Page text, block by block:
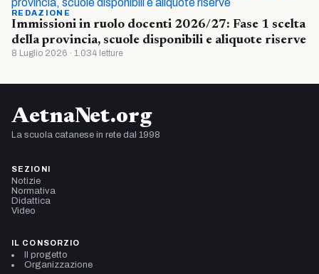
REDAZIONE
Immissioni in ruolo docenti 2026/27: Fase 1 scelta
della provincia, scuole disponibili e aliquote riserve
8 Luglio 2026 · 1.034 letture
AetnaNet.org
La scuola catanese in rete dal 1998
SEZIONI
Notizie
Normativa
Didattica
Video
IL CONSORZIO
Il progetto
Organizzazione